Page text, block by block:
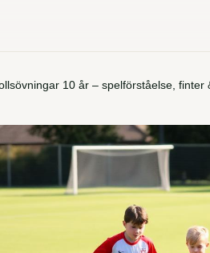
10 år – spelförståelse, finter